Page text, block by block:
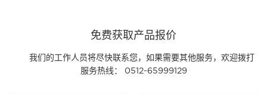
免费获取产品报价
我们的工作人员将尽快联系您，如果需要其他服务，欢迎拨打
服务热线： 0512-65999129